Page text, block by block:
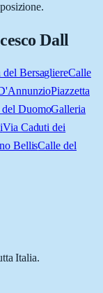
Dall
del BersagliereCalle
Piazzetta
DuomoGalleria
Via Caduti dei
BellisCalle del
Italia.